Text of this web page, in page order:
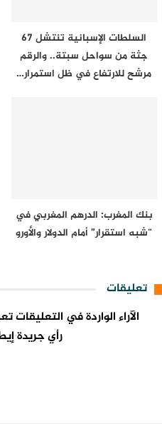
السلطات الإسبانية تنتشل 67
جثة من سواحل سبتة.. والرقم
مرشح للارتفاع في ظل استمرار…
بنك المغرب: الدرهم المغربي في
“شبه استقرار” أمام الدولار والأورو
تعليقات
الآراء الواردة في
رأي جريدة